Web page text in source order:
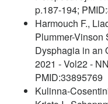
p.187-194;
Harmouch F.,
Plummer-Vinson
Dysphagia in an
2021 - Vol22 -
PMID:33895769
Kulinna-